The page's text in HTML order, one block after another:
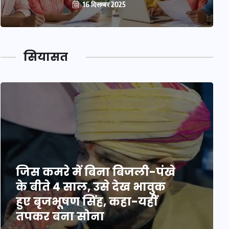
16 दिसम्बर 2025
सियासत
जिस कमरे में बिना बिजली-पंखे
के बीते 4 साल, उसे देख भावुक
हुए बृजभूषण सिंह, कहा-यहीं
तपकर बना सोना